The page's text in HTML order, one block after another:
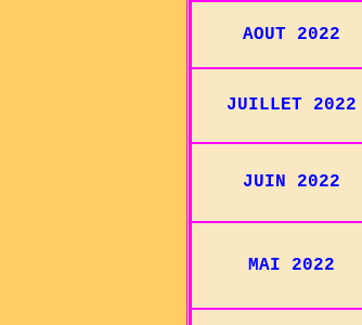
AOUT 2022
JUILLET 2022
JUIN 2022
MAI 2022